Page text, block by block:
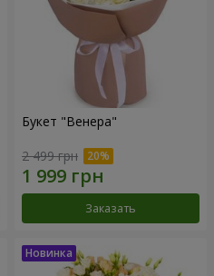
Букет "Венера"
2 499 грн
Заказать